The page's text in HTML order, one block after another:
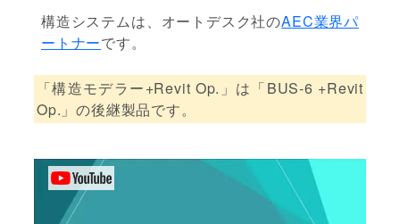
構造システムは、オートデスク社のAEC業界パ
ートナーです。
「構造モデラー+Revit Op.」は「BUS-6 +Revit
Op.」の後継製品です。